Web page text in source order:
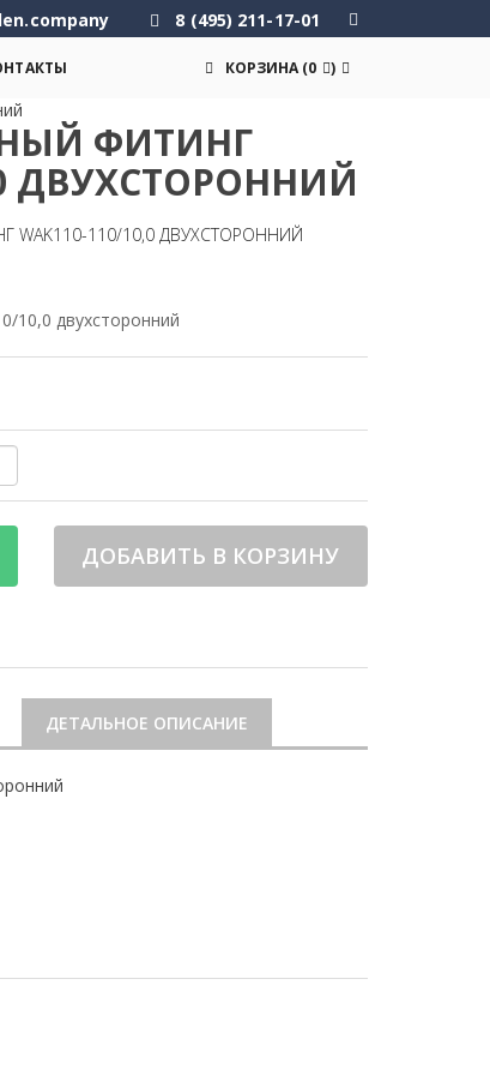
8 (495) 211-17-01
КОРЗИНА (0 )
ФИТИНГ
ДВУХСТОРОННИЙ
110/10,0 ДВУХСТОРОННИЙ
10,0 двухсторонний
ДОБАВИТЬ В КОРЗИНУ
ДЕТАЛЬНОЕ ОПИСАНИЕ